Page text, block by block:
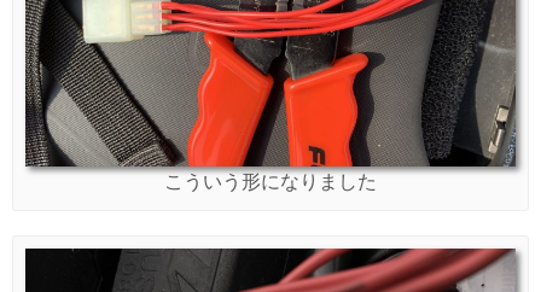
こういう形になりました